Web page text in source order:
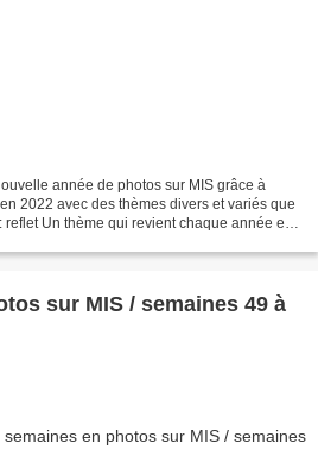
année de photos sur MIS grâce à
2022 avec des thèmes divers et variés que
Un thème qui revient chaque année et